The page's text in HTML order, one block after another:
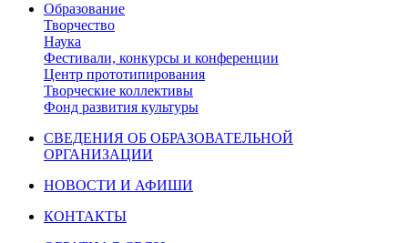
Образование
Творчество
Наука
Фестивали, конкурсы и конференции
Центр прототипирования
Творческие коллективы
Фонд развития культуры
СВЕДЕНИЯ ОБ ОБРАЗОВАТЕЛЬНОЙ
ОРГАНИЗАЦИИ
НОВОСТИ И АФИШИ
КОНТАКТЫ